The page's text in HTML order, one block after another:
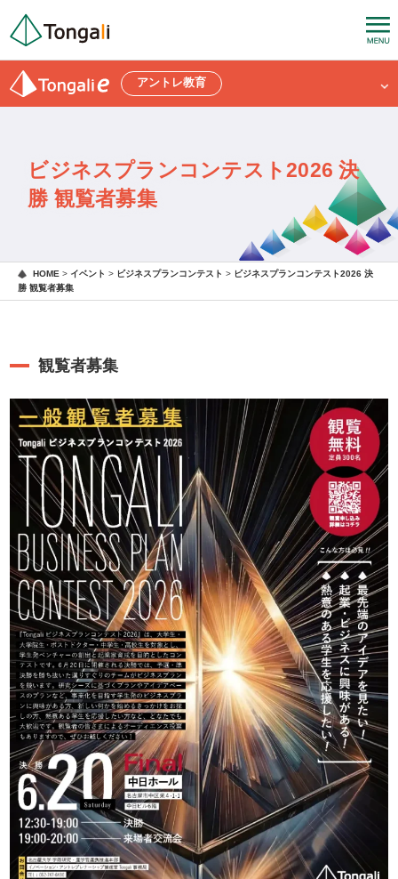
アントレ教育
ビジネスプランコンテスト2026 決
勝 観覧者募集
HOME > イベント > ビジネスプランコンテスト > ビジネスプランコンテスト2026 決
勝 観覧者募集
観覧者募集